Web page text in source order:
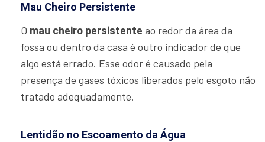
Mau Cheiro Persistente
O mau cheiro persistente ao redor da área da
fossa ou dentro da casa é outro indicador de que
algo está errado. Esse odor é causado pela
presença de gases tóxicos liberados pelo esgoto não
tratado adequadamente.
Lentidão no Escoamento da Água